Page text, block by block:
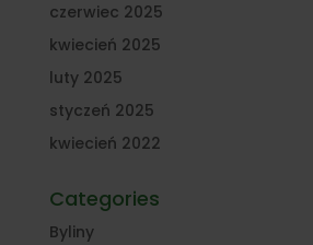
czerwiec 2025
kwiecień 2025
luty 2025
styczeń 2025
kwiecień 2022
Categories
Byliny